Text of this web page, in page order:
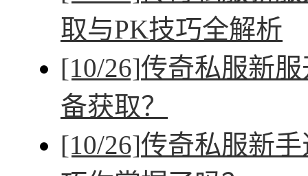
取与PK技巧全解析
[10/26]传奇私服新
备获取？
[10/26]传奇私服新